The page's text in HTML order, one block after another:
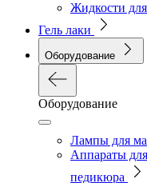
Жидкости
Гель лаки
Оборудование
Оборудование
Лампы для
Аппараты
педикюра